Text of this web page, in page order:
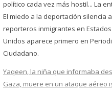
político cada vez más hostil... La
El miedo a la deportación silencia a
reporteros inmigrantes en Estados
Unidos aparece primero en
Ciudadano.
Yaqeen, la niña que informaba
Gaza, muere en un ataque aéreo